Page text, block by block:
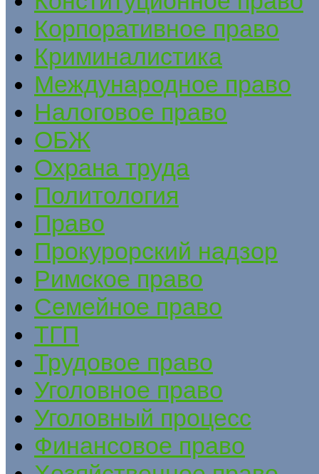
Корпоративное право
Криминалистика
Международное право
Налоговое право
ОБЖ
Охрана труда
Политология
Право
Прокурорский надзор
Римское право
Семейное право
ТГП
Трудовое право
Уголовное право
Уголовный процесс
Финансовое право